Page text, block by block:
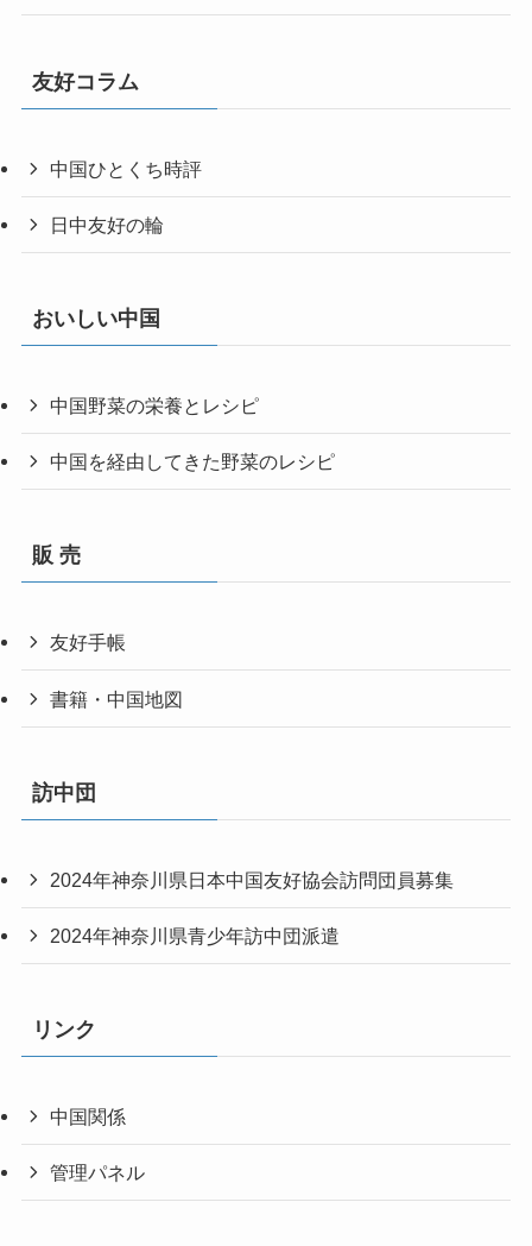
友好コラム
中国ひとくち時評
日中友好の輪
おいしい中国
中国野菜の栄養とレシピ
中国を経由してきた野菜のレシピ
販 売
友好手帳
書籍・中国地図
訪中団
2024年神奈川県日本中国友好協会訪問団員募集
2024年神奈川県青少年訪中団派遣
リンク
中国関係
管理パネル